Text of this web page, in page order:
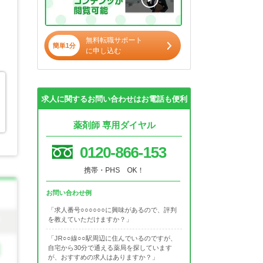
簡単1分
無料転職サポート
に申し込む
求人に関するお問い合わせはお電話も便利
薬剤師 専用ダイヤル
0120-866-153
携帯・PHS OK！
お問い合わせ例
「求人番号○○○○○○に興味があるので、評判
を教えていただけますか？」
「JR○○線○○駅周辺に住んでいるのですが、
自宅から30分で通える薬局を探しています
が、おすすめの求人はありますか？」